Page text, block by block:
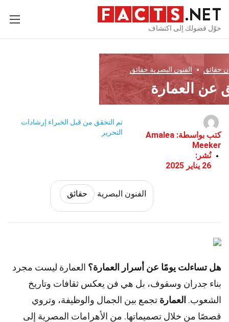
حوّل فضولك إلى اكتشاف
حقائق الفنون البصرية حقائق
كتب بواسطة: Amalea
Meeker
نُشر:
26 يناير 2025
تم التحقق من قبل الخبراء إرشادات
التحرير
الفنون البصرية حقائق
هل تساءلت يومًا عن أسرار العمارة؟ العمارة ليست مجرد
بناء جدران وسقوف، بل هي فن يعكس ثقافات وتاريخ
الشعوب. العمارة تجمع بين الجمال والوظيفة، وتروي
قصصًا من خلال تصميماتها. من الأهرامات المصرية إلى